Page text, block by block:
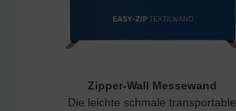
Zipper-Wall Messewand
Die leichte schmale transportable